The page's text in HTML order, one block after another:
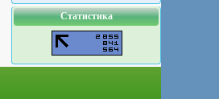
Статистика